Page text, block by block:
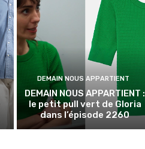
DEMAIN NOUS APPARTIENT
DEMAIN NOUS APPARTIENT :
le petit pull vert de Gloria
dans l’épisode 2260